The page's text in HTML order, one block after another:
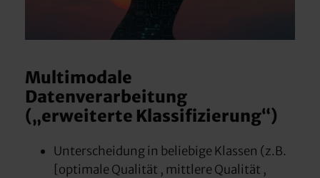
Multimodale
Datenverarbeitung
(„erweiterte Klassifizierung“)
Unterscheidung in beliebige Klassen (z.B.
[optimale Qualität , mittlere Qualität ,